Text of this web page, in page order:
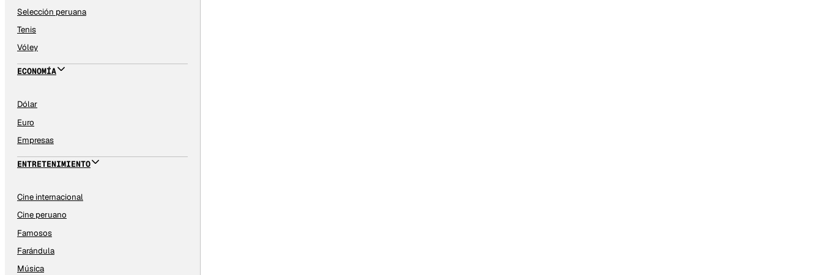
Selección peruana
Tenis
Vóley
ECONOMÍA
Dólar
Euro
Empresas
ENTRETENIMIENTO
Cine internacional
Cine peruano
Famosos
Farándula
Música